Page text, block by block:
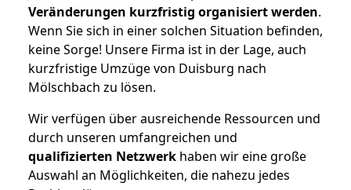
Veränderungen kurzfristig organisiert werden.
Wenn Sie sich in einer solchen Situation befinden,
keine Sorge! Unsere Firma ist in der Lage, auch
kurzfristige Umzüge von Duisburg nach
Mölschbach zu lösen.
Wir verfügen über ausreichende Ressourcen und
durch unseren umfangreichen und
qualifizierten Netzwerk haben wir eine große
Auswahl an Möglichkeiten, die nahezu jedes